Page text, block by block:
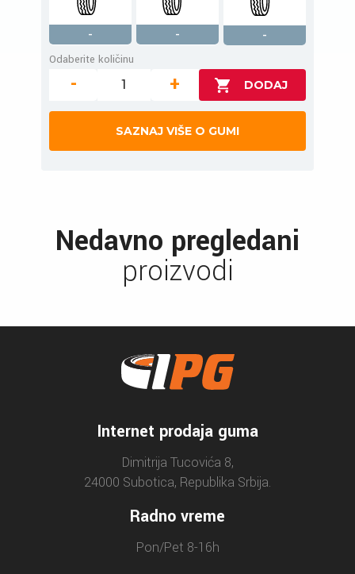
- -
-
Odaberite količinu
- +
SAZNAJ VIŠE O GUMI
Nedavno pregledani
proizvodi
Internet prodaja guma
Dimitrija Tucovića 8,
24000 Subotica, Republika Srbija.
Radno vreme
Pon/Pet 8-16h